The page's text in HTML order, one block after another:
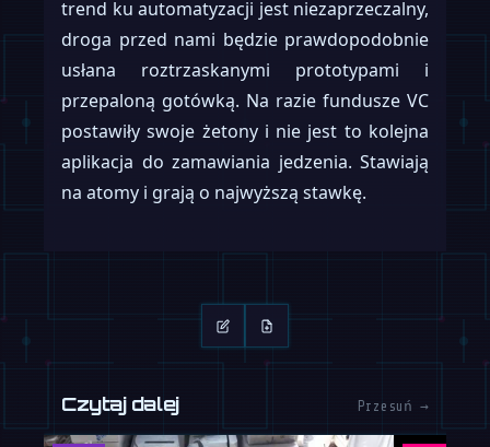
trend ku automatyzacji jest niezaprzeczalny,
droga przed nami będzie prawdopodobnie
usłana roztrzaskanymi prototypami i
przepaloną gotówką. Na razie fundusze VC
postawiły swoje żetony i nie jest to kolejna
aplikacja do zamawiania jedzenia. Stawiają
na atomy i grają o najwyższą stawkę.
Czytaj dalej Przesuń →